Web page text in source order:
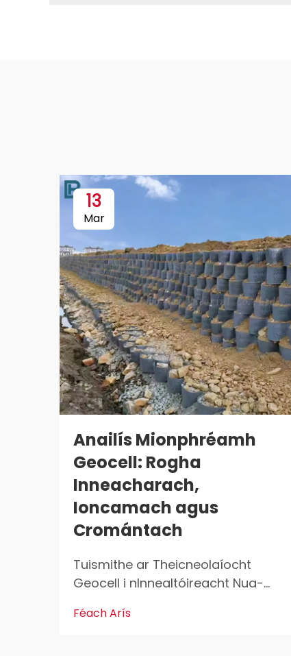
13
Mar
Anailís Mionphréamh
Geocell: Rogha
Inneacharach,
Ioncamach agus
Cromántach
Tuismithe ar Theicneolaíocht
Geocell i nInnealtóireacht Nua-
Chóras 3T Ceallaíochta Geocell
Féach Arís